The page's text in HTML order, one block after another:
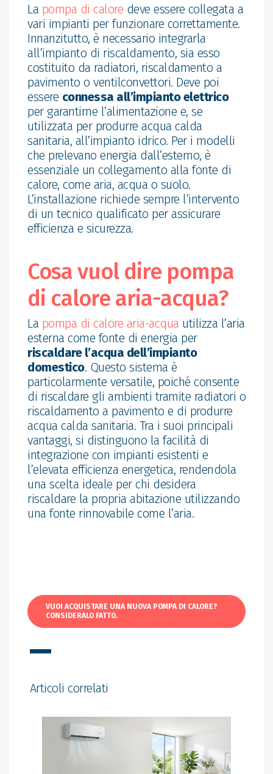
La pompa di calore deve essere collegata a
vari impianti per funzionare correttamente.
Innanzitutto, è necessario integrarla
all’impianto di riscaldamento, sia esso
costituito da radiatori, riscaldamento a
pavimento o ventilconvettori. Deve poi
essere connessa all’impianto elettrico
per garantirne l’alimentazione e, se
utilizzata per produrre acqua calda
sanitaria, all’impianto idrico. Per i modelli
che prelevano energia dall’esterno, è
essenziale un collegamento alla fonte di
calore, come aria, acqua o suolo.
L’installazione richiede sempre l’intervento
di un tecnico qualificato per assicurare
efficienza e sicurezza.
Cosa vuol dire pompa
di calore aria-acqua?
La pompa di calore aria-acqua utilizza l’aria
esterna come fonte di energia per
riscaldare l’acqua dell’impianto
domestico. Questo sistema è
particolarmente versatile, poiché consente
di riscaldare gli ambienti tramite radiatori o
riscaldamento a pavimento e di produrre
acqua calda sanitaria. Tra i suoi principali
vantaggi, si distinguono la facilità di
integrazione con impianti esistenti e
l’elevata efficienza energetica, rendendola
una scelta ideale per chi desidera
riscaldare la propria abitazione utilizzando
una fonte rinnovabile come l’aria.
VUOI ACQUISTARE UNA NUOVA POMPA DI CALORE?
CONSIDERALO FATTO.
Articoli correlati